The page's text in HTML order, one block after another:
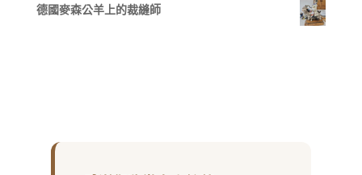
德國麥森公羊上的裁縫師